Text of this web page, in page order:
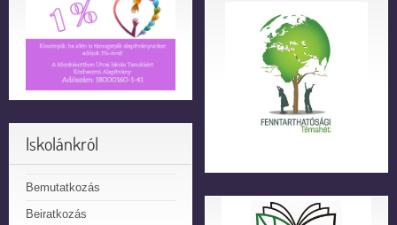
Iskolánkról
Bemutatkozás
Beiratkozás